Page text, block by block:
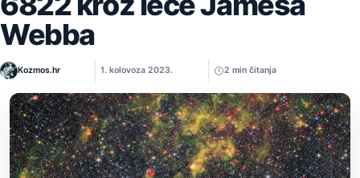
Webba
Kozmos.hr 1. kolovoza 2023. 2 min čitanja